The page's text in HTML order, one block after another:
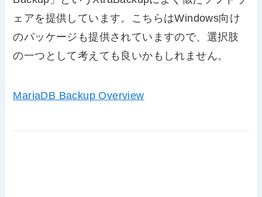
ェアを提供しています。こちらはWindows向け
のパッケージも提供されていますので、選択肢
の一つとして考えても良いかもしれません。
MariaDB Backup Overview